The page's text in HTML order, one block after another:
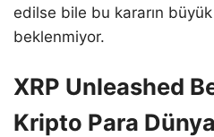
edilse bile bu kararın
beklenmiyor.
XRP Unleashed
Kripto Para